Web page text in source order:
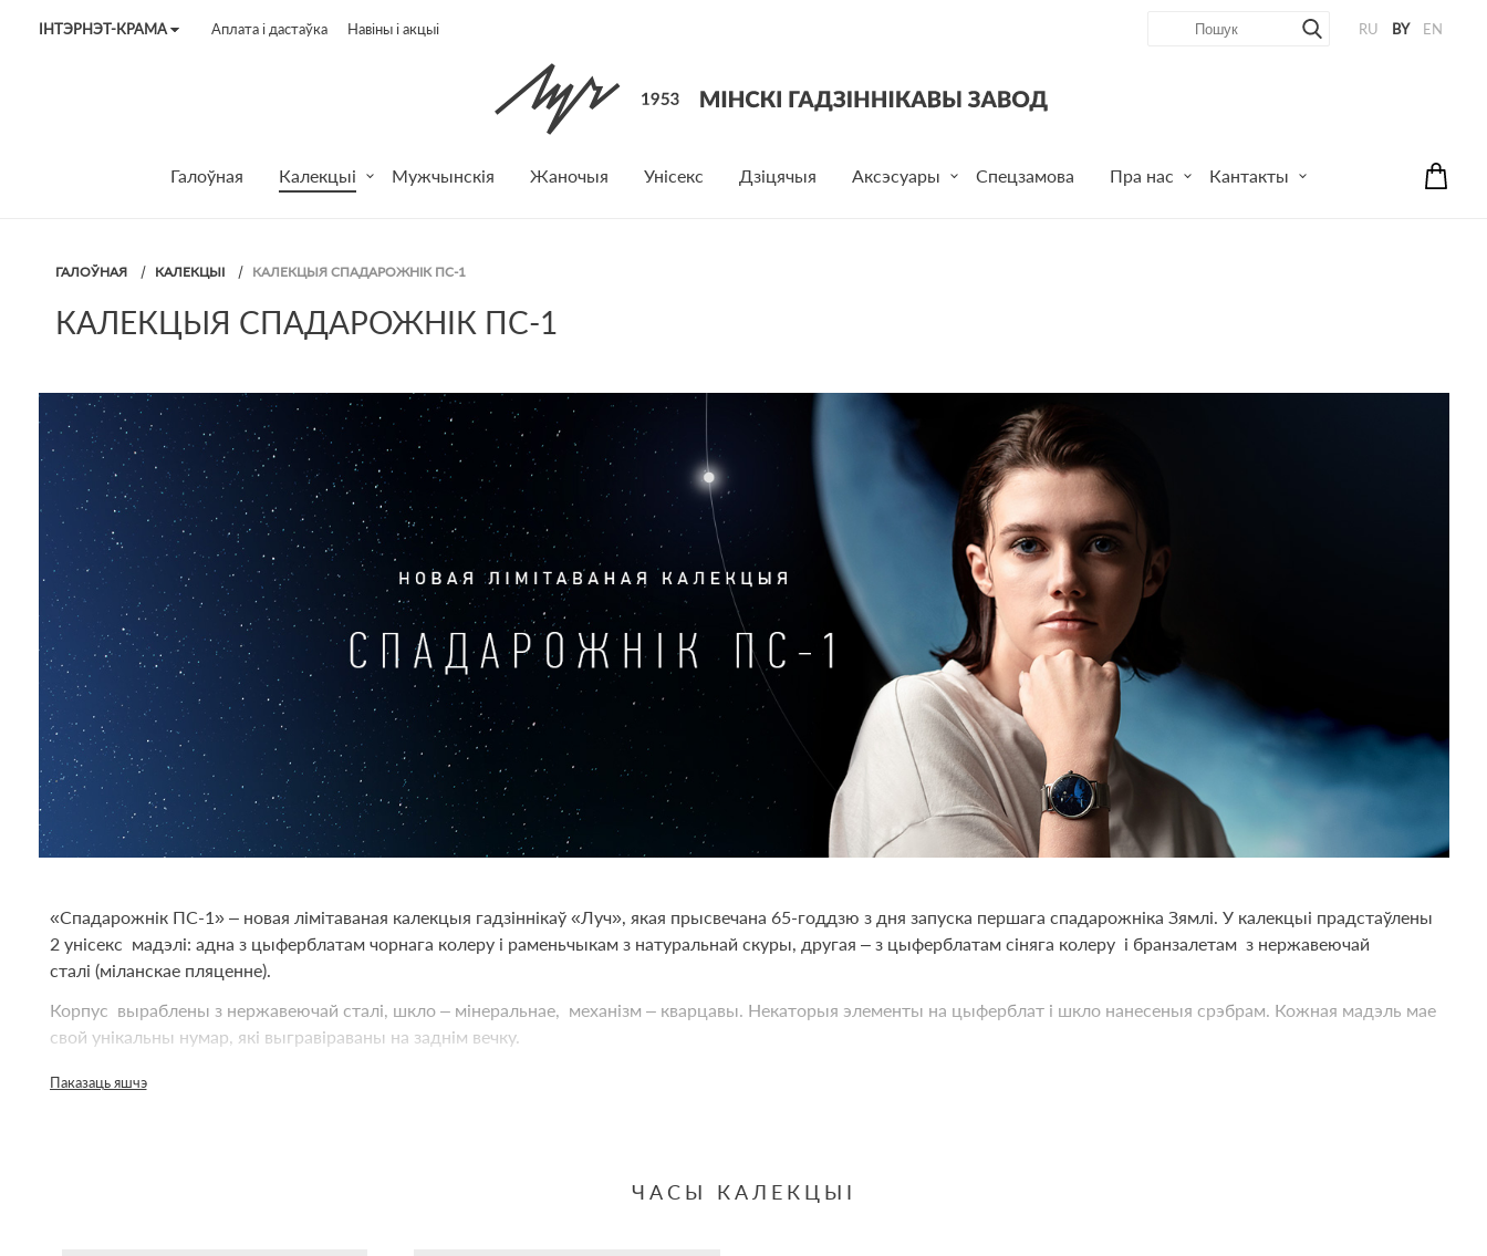
RU BY EN
ІНТЭРНЭТ-КРАМА
Аплата і дастаўка Навіны і акцыі
Галоўная Калекцыі Мужчынскія Жаночыя Унісекс Дзіцячыя Аксэсуары Спецзамова Пра нас Кантакты
ГАЛОЎНАЯ КАЛЕКЦЫІ КАЛЕКЦЫЯ СПАДАРОЖНІК ПС-1
КАЛЕКЦЫЯ СПАДАРОЖНІК ПС-1
«Спадарожнік ПС-1» – новая лімітаваная калекцыя гадзіннікаў «Луч», якая прысвечана 65-годдзю з дня запуска першага спадарожніка Зямлі. У калекцыі прадстаўлены
2 унісекс мадэлі: адна з цыферблатам чорнага колеру і раменьчыкам з натуральнай скуры, другая – з цыферблатам сіняга колеру і бранзалетам з нержавеючай
сталі (міланскае пляценне).
Корпус выраблены з нержавеючай сталі, шкло – мінеральнае, механізм – кварцавы. Некаторыя элементы на цыферблат і шкло нанесеныя срэбрам. Кожная мадэль мае
свой унікальны нумар, які выгравіраваны на заднім вечку.
Паказаць яшчэ
ЧАСЫ КАЛЕКЦЫІ